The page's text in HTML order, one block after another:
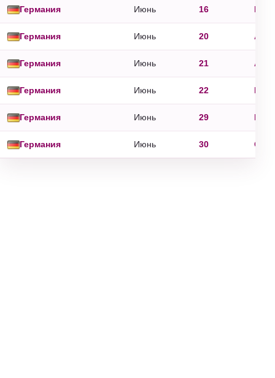
Германия Июнь 16
Германия Июнь 20
Германия Июнь 21
Германия Июнь 22
Германия Июнь 29 Paul
Германия Июнь 30 Otto